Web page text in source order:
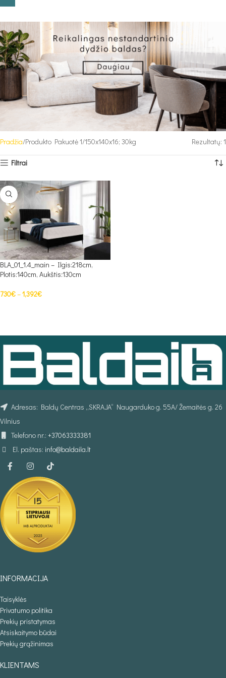
Pradžia Produkto Pakuotė 1 150x140x16; 30kg Rezultatų: 1
Filtrai
BLA_01_1.4_main – Ilgis:218cm,
Plotis:140cm, Aukštis:130cm
730€–1,392€
Adresas: Baldų Centras „SKRAJA“ Naugarduko g. 55A/ Žemaitės g. 26
Vilnius
Telefono nr.: +37063333381
El. paštas: info@baldaila.lt
INFORMACIJA
Taisyklės
Privatumo politika
Prekių pristatymas
Atsiskaitymo būdai
Prekių grąžinimas
KLIENTAMS